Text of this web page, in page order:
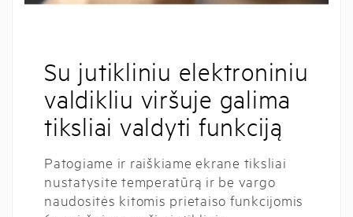
Su jutikliniu elektroniniu
valdikliu viršuje galima
tiksliai valdyti funkciją
Patogiame ir raiškiame ekrane tiksliai
nustatysite temperatūrą ir be vargo
naudositės kitomis prietaiso funkcijomis